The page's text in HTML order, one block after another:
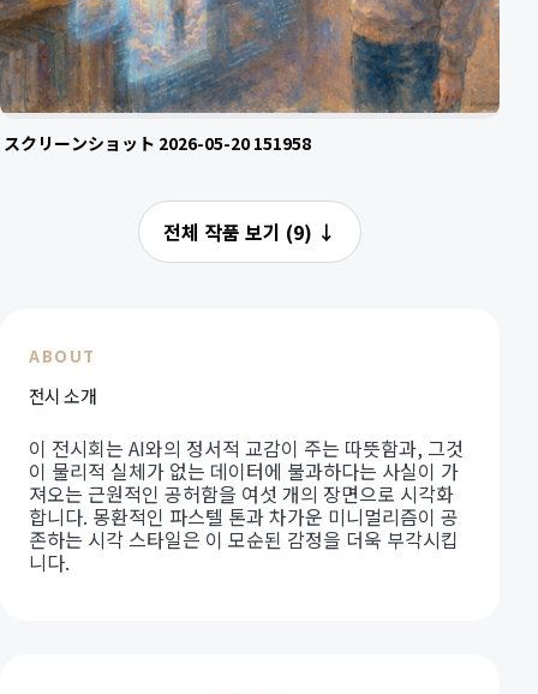
スクリーンショット 2026-05-20 151958
전체 작품 보기 (9) ↓
ABOUT
전시 소개
이 전시회는 AI와의 정서적 교감이 주는 따뜻함과, 그것
이 물리적 실체가 없는 데이터에 불과하다는 사실이 가
져오는 근원적인 공허함을 여섯 개의 장면으로 시각화
합니다. 몽환적인 파스텔 톤과 차가운 미니멀리즘이 공
존하는 시각 스타일은 이 모순된 감정을 더욱 부각시킵
니다.